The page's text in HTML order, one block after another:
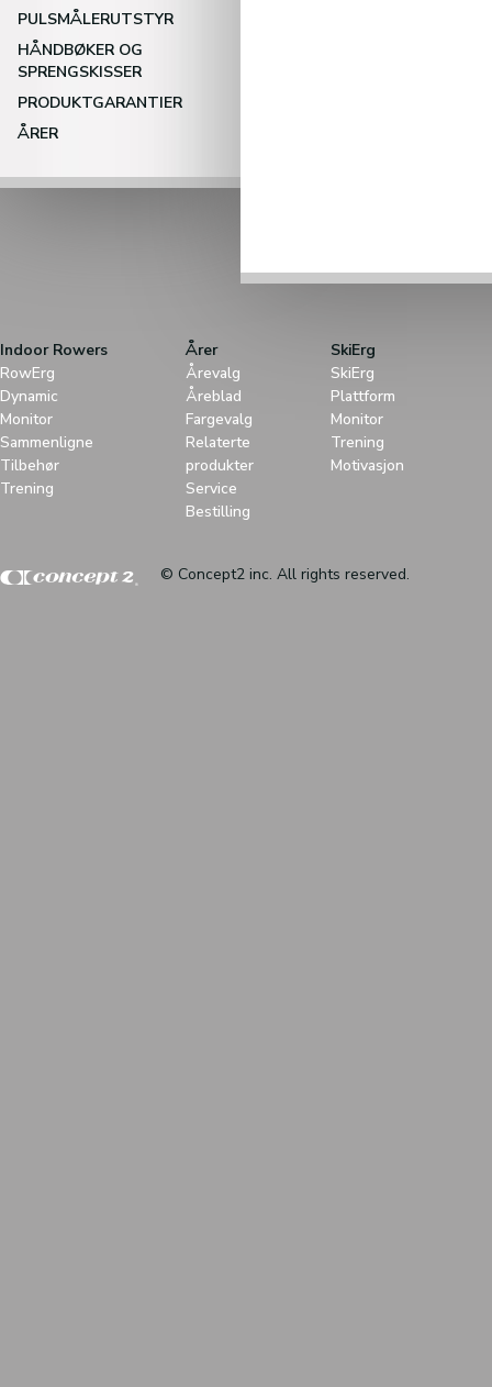
PULSMÅLERUTSTYR
HÅNDBØKER OG
SPRENGSKISSER
PRODUKTGARANTIER
ÅRER
Indoor Rowers
RowErg
Dynamic
Monitor
Sammenligne
Tilbehør
Trening
Årer
Årevalg
Åreblad
Fargevalg
Relaterte
produkter
Service
Bestilling
SkiErg
SkiErg
Plattform
Monitor
Trening
Motivasjon
© Concept2 inc. All rights reserved.